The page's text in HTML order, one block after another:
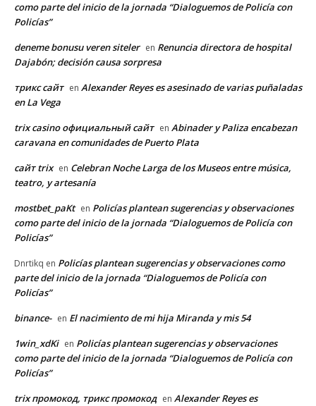
como parte del inicio de la jornada “Dialoguemos de Policía con
Policías”
deneme bonusu veren siteler en Renuncia directora de hospital
Dajabón; decisión causa sorpresa
трикс сайт en Alexander Reyes es asesinado de varias puñaladas
en La Vega
trix casino официальный сайт en Abinader y Paliza encabezan
caravana en comunidades de Puerto Plata
сайт trix en Celebran Noche Larga de los Museos entre música,
teatro, y artesanía
mostbet_paKt en Policías plantean sugerencias y observaciones
como parte del inicio de la jornada “Dialoguemos de Policía con
Policías”
Dnrtikq en Policías plantean sugerencias y observaciones como
parte del inicio de la jornada “Dialoguemos de Policía con
Policías”
binance- en El nacimiento de mi hija Miranda y mis 54
1win_xdKi en Policías plantean sugerencias y observaciones
como parte del inicio de la jornada “Dialoguemos de Policía con
Policías”
trix промокод, трикс промокод en Alexander Reyes es